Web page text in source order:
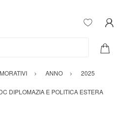
ANNO
2025
DIPLOMAZIA E POLITICA ESTERA